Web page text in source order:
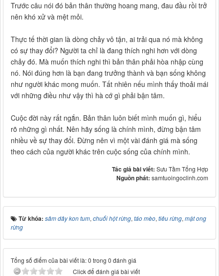
Trước câu nói đó bản thân thường hoang mang, đau đầu rồi trở
nên khó xử và mệt mỏi.
Thực tế thời gian là dòng chảy vô tận, ai trải qua nó mà không
có sự thay đổi? Người ta chỉ là đang thích nghi hơn với dòng
chảy đó. Mà muốn thích nghi thì bản thân phải hòa nhập cùng
nó. Nói đúng hơn là bạn đang trưởng thành và bạn sống không
như người khác mong muốn. Tất nhiên nếu mình thấy thoải mái
với những điều như vậy thì hà cớ gì phải bận tâm.
Cuộc đời này rất ngắn. Bản thân luôn biết mình muốn gì, hiểu
rõ những gì nhất. Nên hãy sống là chính mình, đừng bận tâm
nhiều về sự thay đổi. Đừng nên vì một vài đánh giá mà sống
theo cách của người khác trên cuộc sống của chính mình.
Tác giả bài viết: Sưu Tầm Tổng Hợp
Nguồn phát: samtuoingoclinh.com
Từ khóa: sâm dây kon tum, chuối hột rừng, táo mèo, tiêu rừng, mật ong
rừng
Tổng số điểm của bài viết là: 0 trong 0 đánh giá
Click để đánh giá bài viết